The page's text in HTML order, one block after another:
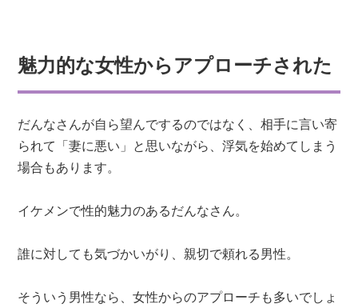
魅力的な女性からアプローチされた
だんなさんが自ら望んでするのではなく、相手に言い寄
られて「妻に悪い」と思いながら、浮気を始めてしまう
場合もあります。
イケメンで性的魅力のあるだんなさん。
誰に対しても気づかいがり、親切で頼れる男性。
そういう男性なら、女性からのアプローチも多いでしょ